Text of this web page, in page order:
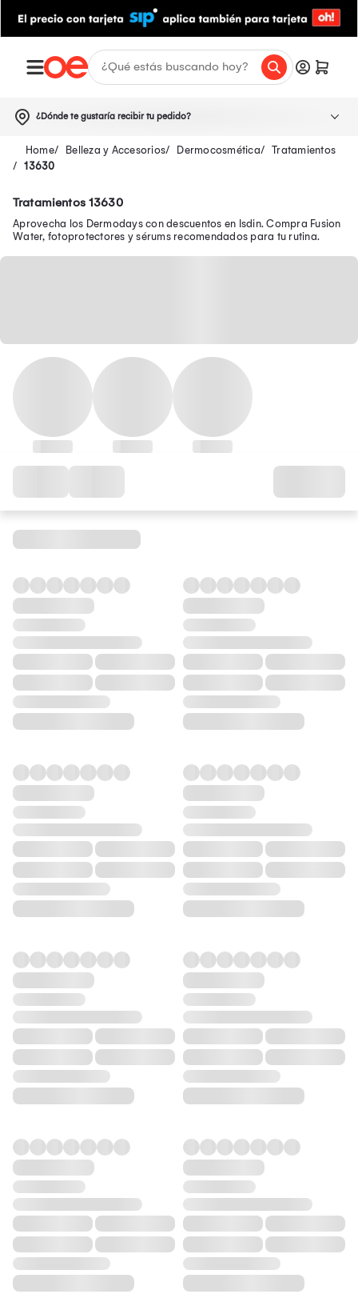
¿Dónde te gustaría recibir tu pedido?
Belleza y Accesorios Dermocosmética
Tratamientos
13630
Tratamientos 13630
Aprovecha los Dermodays con descuentos en Isdin. Compra Fusion
Water, fotoprotectores y sérums recomendados para tu rutina.